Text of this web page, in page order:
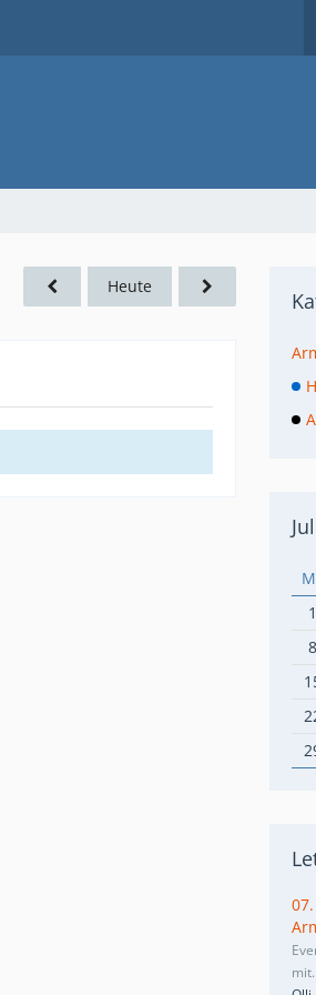
Heute
1
8